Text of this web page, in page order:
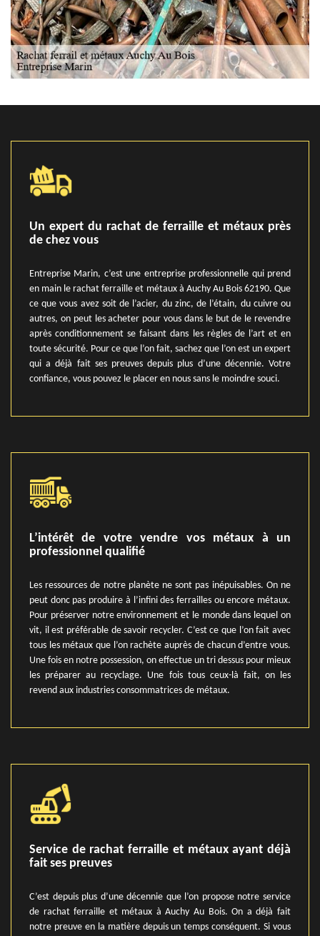
Un expert du rachat de ferraille et métaux près
de chez vous
Entreprise Marin, c’est une entreprise professionnelle qui prend
en main le rachat ferraille et métaux à Auchy Au Bois 62190. Que
ce que vous avez soit de l’acier, du zinc, de l’étain, du cuivre ou
autres, on peut les acheter pour vous dans le but de le revendre
après conditionnement se faisant dans les règles de l’art et en
toute sécurité. Pour ce que l’on fait, sachez que l’on est un expert
qui a déjà fait ses preuves depuis plus d’une décennie. Votre
confiance, vous pouvez le placer en nous sans le moindre souci.
L’intérêt de votre vendre vos métaux à un
professionnel qualifié
Les ressources de notre planète ne sont pas inépuisables. On ne
peut donc pas produire à l’infini des ferrailles ou encore métaux.
Pour préserver notre environnement et le monde dans lequel on
vit, il est préférable de savoir recycler. C’est ce que l’on fait avec
tous les métaux que l’on rachète auprès de chacun d’entre vous.
Une fois en notre possession, on effectue un tri dessus pour mieux
les préparer au recyclage. Une fois tous ceux-là fait, on les
revend aux industries consommatrices de métaux.
Service de rachat ferraille et métaux ayant déjà
fait ses preuves
C’est depuis plus d’une décennie que l’on propose notre service
de rachat ferraille et métaux à Auchy Au Bois. On a déjà fait
notre preuve en la matière depuis un temps conséquent. Si vous